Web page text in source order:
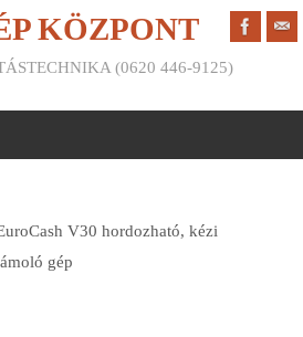
KÖZPONT
(0620 446-9125)
V30 hordozható, kézi
gép